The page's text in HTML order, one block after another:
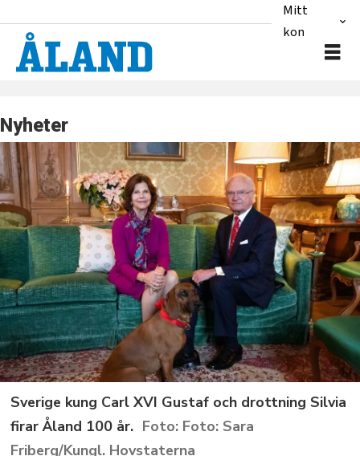
Mitt
konto
Nyheter
Sverige kung Carl XVI Gustaf och drottning Silvia
firar Åland 100 år.
Foto: Sara
Friberg/Kungl. Hovstaterna